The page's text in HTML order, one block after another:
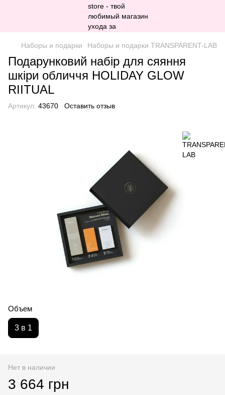
Наборы и подарки Наборы и подарки TRANSPARENT-LAB
Подарунковий набір для сяяння
шкіри обличчя HOLIDAY GLOW
RIITUAL
Артикул: 43670 Оставить отзыв
Объем
3 в 1
Нет в наличии
3 664 грн